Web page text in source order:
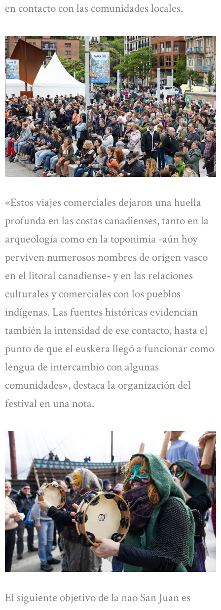
en contacto con las comunidades locales.
«Estos viajes comerciales dejaron una huella
profunda en las costas canadienses, tanto en la
arqueología como en la toponimia -aún hoy
perviven numerosos nombres de origen vasco
en el litoral canadiense- y en las relaciones
culturales y comerciales con los pueblos
indígenas. Las fuentes históricas evidencian
también la intensidad de ese contacto, hasta el
punto de que el euskera llegó a funcionar como
lengua de intercambio con algunas
comunidades», destaca la organización del
festival en una nota.
El siguiente objetivo de la nao San Juan es